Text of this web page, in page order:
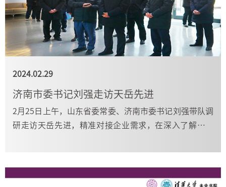
2024.02.29
济南市委书记刘强走访天岳先进
2月25日上午，山东省委常委、济南市委书记刘强带队调
研走访天岳先进，精准对接企业需求，在深入了解企业